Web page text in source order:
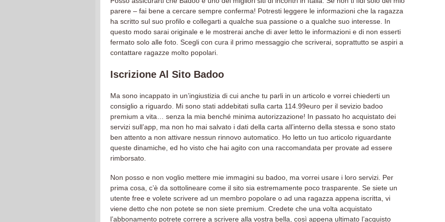
parere – fai bene a cercare sempre conferma! Potresti leggere le informazioni che la ragazza
ha scritto sul suo profilo e collegarti a qualche sua passione o a qualche suo interesse. In
questo modo sarai originale e le mostrerai anche di aver letto le informazioni e di non esserti
fermato solo alle foto. Scegli con cura il primo messaggio che scriverai, soprattutto se aspiri a
contattare ragazze molto popolari.
Iscrizione Al Sito Badoo
Ma sono incappato in un’ingiustizia di cui anche tu parli in un articolo e vorrei chiederti un
consiglio a riguardo. Mi sono stati addebitati sulla carta 114.99euro per il sevizio badoo
premium a vita… senza la mia benché minima autorizzazione! In passato ho acquistato dei
servizi sull’app, ma non ho mai salvato i dati della carta all’interno della stessa e sono stato
ben attento a non attivare nessun rinnovo automatico. Ho letto un tuo articolo riguardante
queste dinamiche, ed ho visto che hai agito con una raccomandata per provate ad essere
rimborsato.
Non posso e non voglio mettere mie immagini su badoo, ma vorrei usare i loro servizi. Per
prima cosa, c’è da sottolineare come il sito sia estremamente poco trasparente. Se siete un
utente free e volete scrivere ad un membro popolare o ad una ragazza appena iscritta, vi
viene detto che non potete se non siete premium. Credete che una volta acquistato
l’abbonamento potrete correre a scrivere alla vostra bella, così appena ultimato l’acquisto